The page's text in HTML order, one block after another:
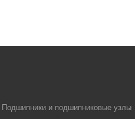
Подшипники и подшипниковые узлы